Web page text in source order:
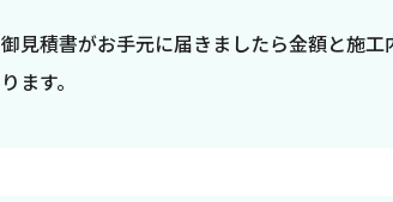
御見積書がお手元に届きましたら金額と施
ります。